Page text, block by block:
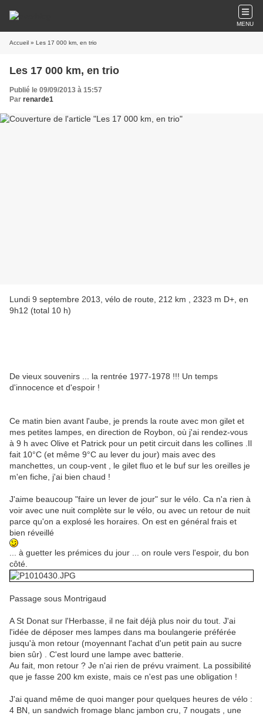
MENU
Accueil » Les 17 000 km, en trio
Les 17 000 km, en trio
Publié le 09/09/2013 à 15:57
Par renarde1
Lundi 9 septembre 2013, vélo de route, 212 km , 2323 m D+, en
9h12 (total 10 h)
De vieux souvenirs ... la rentrée 1977-1978 !!! Un temps
d'innocence et d'espoir !
Ce matin bien avant l'aube, je prends la route avec mon gilet et
mes petites lampes, en direction de Roybon, où j'ai rendez-vous
à 9 h avec Olive et Patrick pour un petit circuit dans les collines .Il
fait 10°C (et même 9°C au lever du jour) mais avec des
manchettes, un coup-vent , le gilet fluo et le buf sur les oreilles je
m'en fiche, j'ai bien chaud !
J'aime beaucoup "faire un lever de jour" sur le vélo. Ca n'a rien à
voir avec une nuit complète sur le vélo, ou avec un retour de nuit
parce qu'on a explosé les horaires. On est en général frais et
bien réveillé
... à guetter les prémices du jour ... on roule vers l'espoir, du bon
côté.
Passage sous Montrigaud
A St Donat sur l'Herbasse, il ne fait déjà plus noir du tout. J'ai
l'idée de déposer mes lampes dans ma boulangerie préférée
jusqu'à mon retour (moyennant l'achat d'un petit pain au sucre
bien sûr) . C'est lourd une lampe avec batterie.
Au fait, mon retour ? Je n'ai rien de prévu vraiment. La possibilité
que je fasse 200 km existe, mais ce n'est pas une obligation !
J'ai quand même de quoi manger pour quelques heures de vélo :
4 BN, un sandwich fromage blanc jambon cru, 7 nougats , une